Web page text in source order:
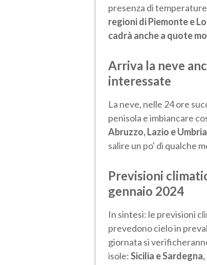
presenza di
regioni di Piemonte e
cadrà anche a quote
Arriva la neve
interessate
La neve, nelle 24 ore
penisola e imbiancare
Abruzzo, Lazio e
salire un po' di qualche
Previsioni
gennaio 2024
In sintesi: le previsioni
prevedono cielo in
giornata si
isole:Sicilia e Sardegna,